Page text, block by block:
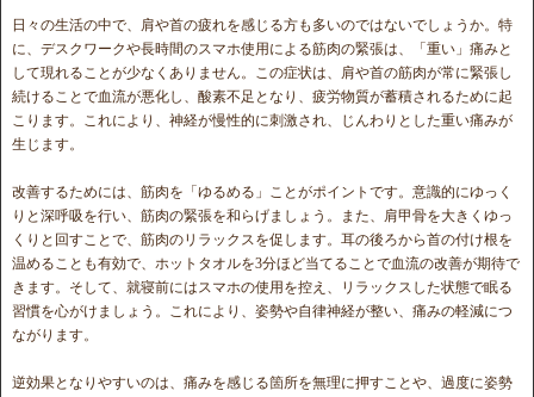
日々の生活の中で、肩や首の疲れを感じる方も多いのではないでしょうか。特
に、デスクワークや長時間のスマホ使用による筋肉の緊張は、「重い」痛みと
して現れることが少なくありません。この症状は、肩や首の筋肉が常に緊張し
続けることで血流が悪化し、酸素不足となり、疲労物質が蓄積されるために起
こります。これにより、神経が慢性的に刺激され、じんわりとした重い痛みが
生じます。
改善するためには、筋肉を「ゆるめる」ことがポイントです。意識的にゆっく
りと深呼吸を行い、筋肉の緊張を和らげましょう。また、肩甲骨を大きくゆっ
くりと回すことで、筋肉のリラックスを促します。耳の後ろから首の付け根を
温めることも有効で、ホットタオルを3分ほど当てることで血流の改善が期待で
きます。そして、就寝前にはスマホの使用を控え、リラックスした状態で眠る
習慣を心がけましょう。これにより、姿勢や自律神経が整い、痛みの軽減につ
ながります。
逆効果となりやすいのは、痛みを感じる箇所を無理に押すことや、過度に姿勢